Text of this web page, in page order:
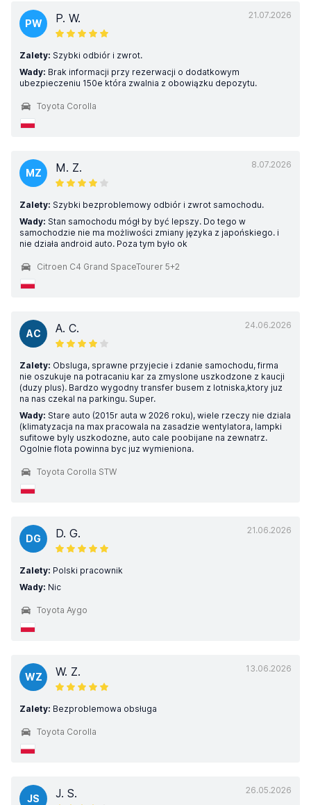
21.07.2026
PW P. W.
Zalety: Szybki odbiór i zwrot.
Wady: Brak informacji przy rezerwacji o dodatkowym
ubezpieczeniu 150e która zwalnia z obowiązku depozytu.
Toyota Corolla
8.07.2026
MZ M. Z.
Zalety: Szybki bezproblemowy odbiór i zwrot samochodu.
Wady: Stan samochodu mógł by być lepszy. Do tego w
samochodzie nie ma możliwości zmiany języka z japońskiego. i
nie działa android auto. Poza tym było ok
Citroen C4 Grand SpaceTourer 5+2
24.06.2026
AC A. C.
Zalety: Obsluga, sprawne przyjecie i zdanie samochodu, firma
nie oszukuje na potracaniu kar za zmyslone uszkodzone z kaucji
(duzy plus). Bardzo wygodny transfer busem z lotniska,ktory juz
na nas czekal na parkingu. Super.
Wady: Stare auto (2015r auta w 2026 roku), wiele rzeczy nie dziala
(klimatyzacja na max pracowala na zasadzie wentylatora, lampki
sufitowe byly uszkodozne, auto cale poobijane na zewnatrz.
Ogolnie flota powinna byc juz wymieniona.
Toyota Corolla STW
21.06.2026
DG D. G.
Zalety: Polski pracownik
Wady: Nic
Toyota Aygo
13.06.2026
WZ W. Z.
Zalety: Bezproblemowa obsługa
Toyota Corolla
26.05.2026
JS J. S.